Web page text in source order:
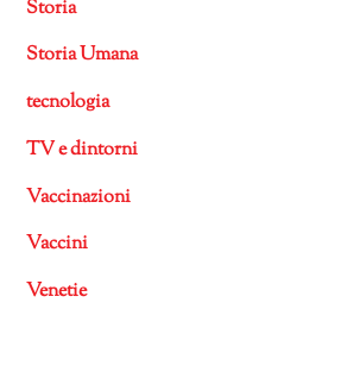
Storia
Storia Umana
tecnologia
TV e dintorni
Vaccinazioni
Vaccini
Venetie